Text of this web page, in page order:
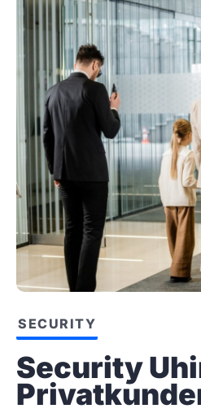
SECURITY
Security